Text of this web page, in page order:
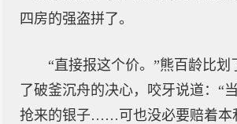
四房的强盗拼了。
“直接报这个价。”熊百龄比划
了破釜沉舟的决心，咬牙说道：“
抢来的银子……可也没必要赔着本